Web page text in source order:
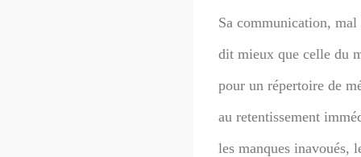
Sa communication, mal
dit mieux que celle du
pour un répertoire de
au retentissement
les manques inavoués,